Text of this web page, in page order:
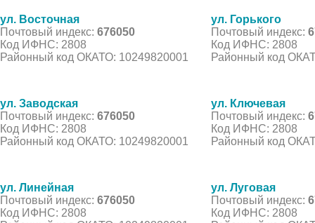
ул. Восточная
Почтовый индекс: 676050
Код ИФНС: 2808
Районный код ОКАТО: 10249820001
ул. Горького
Почтовый индекс:
Код ИФНС: 2808
Районный код
ул. Заводская
Почтовый индекс: 676050
Код ИФНС: 2808
Районный код ОКАТО: 10249820001
ул. Ключевая
Почтовый индекс:
Код ИФНС: 2808
Районный код
ул. Линейная
Почтовый индекс: 676050
Код ИФНС: 2808
ул. Луговая
Почтовый индекс:
Код ИФНС: 2808